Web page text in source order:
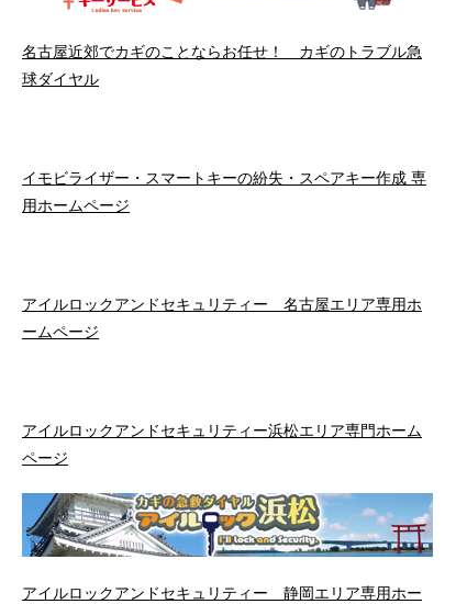
名古屋近郊でカギのことならお任せ！ カギのトラブル急
球ダイヤル
イモビライザー・スマートキーの紛失・スペアキー作成 専
用ホームページ
アイルロックアンドセキュリティー 名古屋エリア専用ホ
ームページ
アイルロックアンドセキュリティー浜松エリア専門ホーム
ページ
アイルロックアンドセキュリティー 静岡エリア専用ホー